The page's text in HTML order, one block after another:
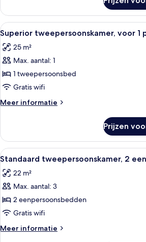
tweepersoonskamer,
voor
1
persoon
Alle
foto's
voor
Superior
tweepersoonskamer,
voor
1
persoon
Een
4
Superior tweepersoonskamer, voor 1
25 m²
Max. aantal: 1
1 tweepersoonsbed
Gratis wifi
Meer informatie
Meer
tweepersoonskamer,
voor
1
Prijzen
Alle
foto's
voor
Standaard
tweepersoonskamer,
2
eenpersoonsbedden
laden
Een
4
Standaard tweepersoonskamer, 2
22 m²
Max. aantal: 3
2 eenpersoonsbedden
Gratis wifi
Meer informatie
Meer